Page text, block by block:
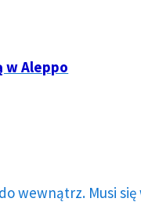
w Aleppo
wewnątrz. Musi się